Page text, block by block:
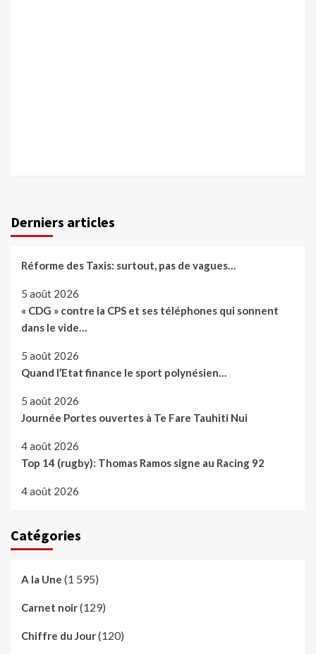
Derniers articles
Réforme des Taxis: surtout, pas de vagues…
5 août 2026
« CDG » contre la CPS et ses téléphones qui sonnent
dans le vide…
5 août 2026
Quand l’Etat finance le sport polynésien…
5 août 2026
Journée Portes ouvertes à Te Fare Tauhiti Nui
4 août 2026
Top 14 (rugby): Thomas Ramos signe au Racing 92
4 août 2026
Catégories
A la Une (1 595)
Carnet noir(129)
Chiffre du Jour(120)